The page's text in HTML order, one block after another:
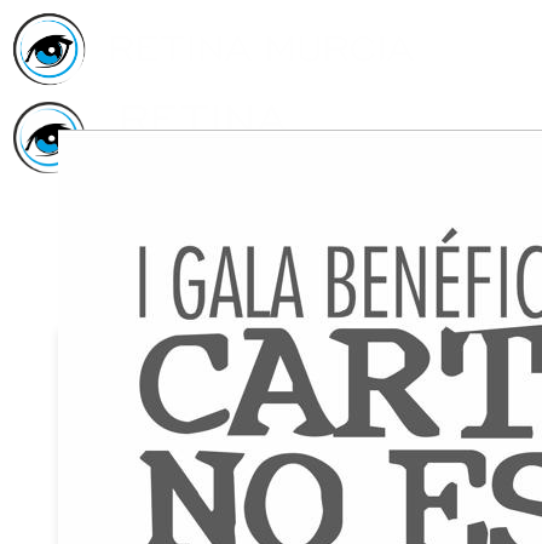
Quiénes
Somos
Servicios
Asóciate
Haz tu
donativo